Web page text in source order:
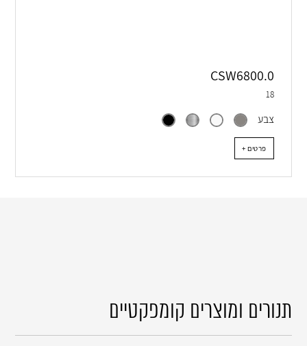
CSW6800.0
18
צבע
+ פרטים
תנורים ומוצרים קומפקטיים